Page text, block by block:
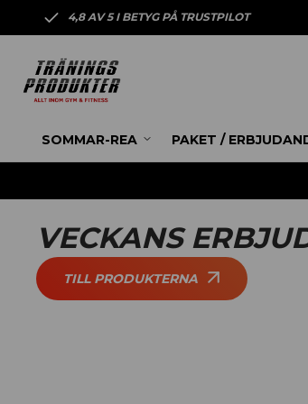
4,8 AV 5 I BETYG PÅ TRUSTPILOT
SOMMAR-REA PAKET /
VECKANS
TILL PRODUKTERNA